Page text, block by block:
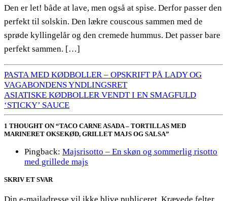
Den er let! både at lave, men også at spise. Derfor passer den
perfekt til solskin. Den lækre couscous sammen med de
sprøde kyllingelår og den cremede hummus. Det passer bare
perfekt sammen. […]
PASTA MED KØDBOLLER – OPSKRIFT PÅ LADY OG
VAGABONDENS YNDLINGSRET
ASIATISKE KØDBOLLER VENDT I EN SMAGFULD
‘STICKY’ SAUCE
1 THOUGHT ON “TACO CARNE ASADA – TORTILLAS MED
MARINERET OKSEKØD, GRILLET MAJS OG SALSA”
Pingback: Majsrisotto – En skøn og sommerlig risotto
med grillede majs
SKRIV ET SVAR